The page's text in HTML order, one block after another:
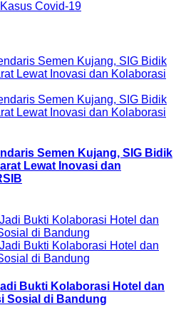
Covid-19
Semen Kujang, SIG Bidik
Lewat Inovasi dan
Bukti Kolaborasi Hotel dan
Sosial di Bandung